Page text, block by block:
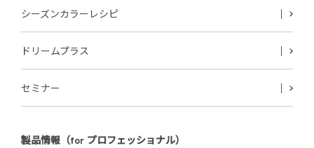
シーズンカラーレシピ
ドリームプラス
セミナー
製品情報（for プロフェッショナル）